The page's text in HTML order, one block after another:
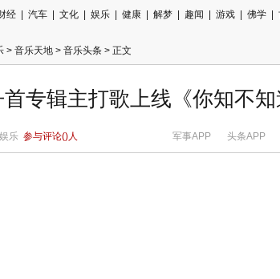
经 汽车 文化 娱乐 健康 解梦 趣闻 游戏 佛学
> 音乐天地 > 音乐头条 > 正文
专辑主打歌上线《你知不
军事APP 头条APP
乐 参与评论()人